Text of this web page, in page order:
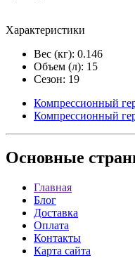
Характеристики
Вес (кг): 0.146
Объем (л): 15
Сезон: 19
Компрессионный
Компрессионный
Основные
Главная
Блог
Доставка
Оплата
Контакты
Карта сайта